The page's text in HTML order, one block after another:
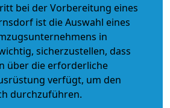
bei der Vorbereitung eines
ist die Auswahl eines
in
sicherzustellen, dass
über die erforderliche
verfügt, um den
durchzuführen.